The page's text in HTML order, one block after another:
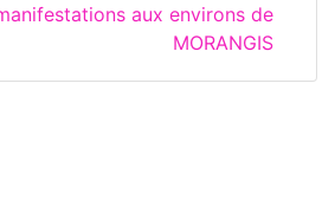
aux environs de
MORANGIS